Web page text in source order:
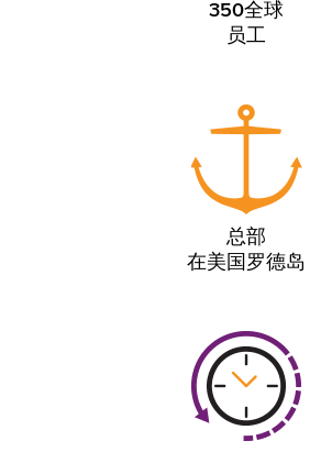
350全球
员工
总部
在美国罗德岛